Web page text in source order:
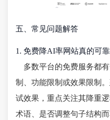
五、常见问题解答
1. 免费降AI率网站真的可靠
多数平台的免费服务都
制、功能限制或效果限制
试效果，重点关注其降重
术语、是否调整句子结构而